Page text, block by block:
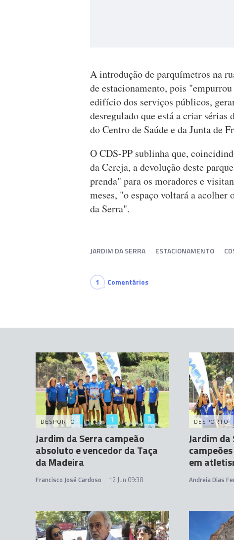
A introdução de parquímetros na
de estacionamento, pois
edifício dos serviços públicos,
desregulado que está a criar
do Centro de Saúde e da Junta de
O CDS-PP sublinha que,
da Cereja, a devolução deste
prenda" para os moradores e
meses, "o espaço voltará a
da Serra".
JARDIM DA SERRA ESTACIONAMENTO
1 Comentários
DESPORTO
Jardim da Serra campeão
absoluto e vencedor da Taça
da Madeira
Francisco José Cardoso 12 Jun 09:38
DESPORTO
Jardim
em
Andreia Dias